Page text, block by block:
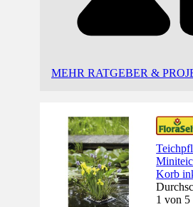
MEHR RATGEBER &
Korb
1 von 5